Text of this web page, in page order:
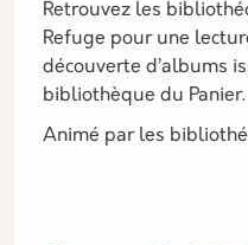
Retrouvez les
Refuge pour une
découverte d’albums
bibliothèque du Panier.
Animé par les